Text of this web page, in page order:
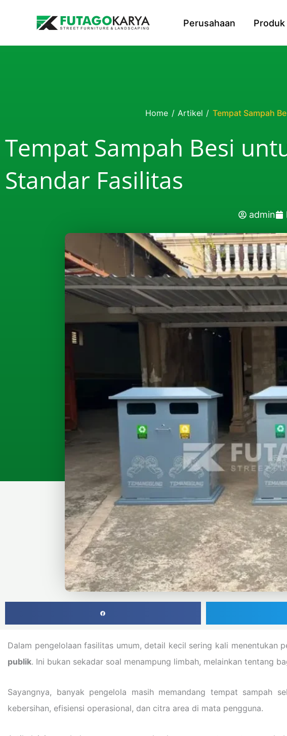
Perusahaan Produk
Home / Artikel / Tempat Sampah
Tempat Sampah Besi
Standar Fasilitas
admin
Dalam pengelolaan fasilitas umum, detail kecil sering kali menentukan
publik. Ini bukan sekadar soal menampung limbah, melainkan tentang
Sayangnya, banyak pengelola masih memandang tempat sampah
kebersihan, efisiensi operasional, dan citra area di mata pengguna.